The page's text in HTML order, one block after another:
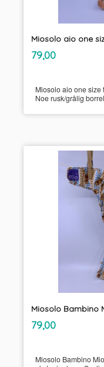
Miosolo aio one
Pris
79,00mva.
Miosolo aio one size
Noe rusk/grålig
Miosolo Bambino
Pris
79,00mva.
Miosolo Bambino